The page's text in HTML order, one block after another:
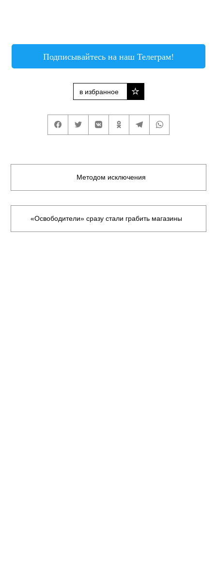
Подписывайтесь на наш Телеграм!
в избранное
Методом исключения
«Освободители» сразу стали грабить магазины